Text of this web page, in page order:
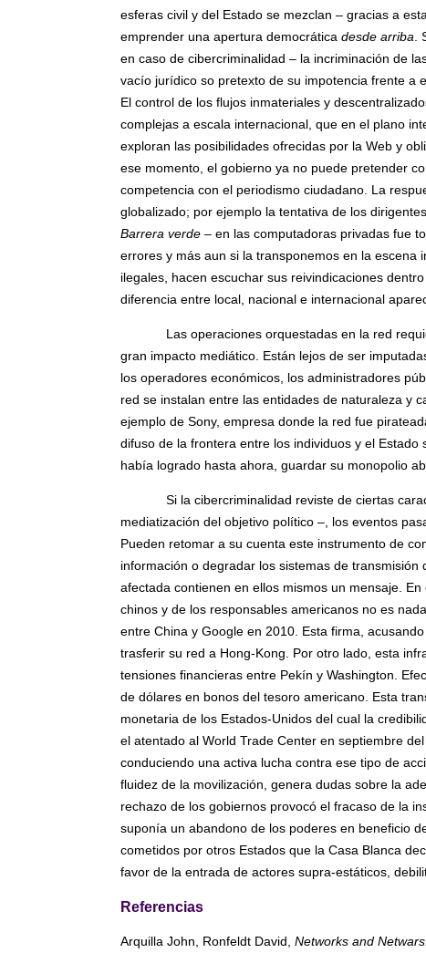
esferas civil y del Estado se mezclan – gracias a
emprender una apertura democrática desde arriba
en caso de cibercriminalidad – la incriminación de
vacío jurídico so pretexto de su impotencia frente a
El control de los flujos inmateriales y
complejas a escala internacional, que en el plano
exploran las posibilidades ofrecidas por la Web y
ese momento, el gobierno ya no puede pretender
competencia con el periodismo ciudadano. La
globalizado; por ejemplo la tentativa de los
Barrera verde – en las computadoras privadas fue
errores y más aun si la transponemos en la escena
ilegales, hacen escuchar sus reivindicaciones
diferencia entre local, nacional e internacional
Las operaciones orquestadas en la red
gran impacto mediático. Están lejos de ser
los operadores económicos, los administradores
red se instalan entre las entidades de naturaleza y
ejemplo de Sony, empresa donde la red fue
difuso de la frontera entre los individuos y el
había logrado hasta ahora, guardar su monopolio
Si la cibercriminalidad reviste de ciertas
mediatización del objetivo político –, los eventos
Pueden retomar a su cuenta este instrumento de
información o degradar los sistemas de
afectada contienen en ellos mismos un mensaje.
chinos y de los responsables americanos no es
entre China y Google en 2010. Esta firma,
trasferir su red a Hong-Kong. Por otro lado, esta
tensiones financieras entre Pekín y Washington.
de dólares en bonos del tesoro americano. Esta
monetaria de los Estados-Unidos del cual la
el atentado al World Trade Center en septiembre
conduciendo una activa lucha contra ese tipo de
fluidez de la movilización, genera dudas sobre la
rechazo de los gobiernos provocó el fracaso de la
suponía un abandono de los poderes en beneficio
cometidos por otros Estados que la Casa Blanca
favor de la entrada de actores supra-estáticos,
Referencias
Arquilla John, Ronfeldt David, Networks and